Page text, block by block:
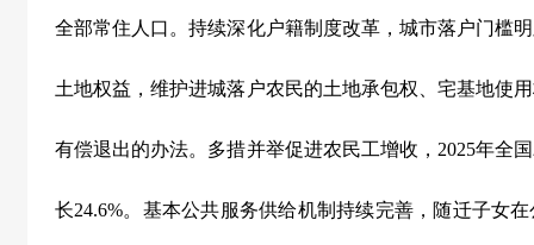
全部常住人口。持续深化户籍制度改革，城市落户门槛
土地权益，维护进城落户农民的土地承包权、宅基地使
有偿退出的办法。多措并举促进农民工增收， 2025年全
长24.6%。基本公共服务供给机制持续完善，随迁子女